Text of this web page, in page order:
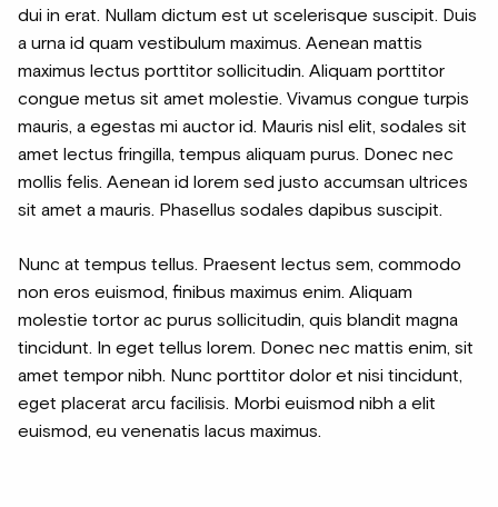
dui in erat. Nullam dictum est ut scelerisque suscipit. Duis
a urna id quam vestibulum maximus. Aenean mattis
maximus lectus porttitor sollicitudin. Aliquam porttitor
congue metus sit amet molestie. Vivamus congue turpis
mauris, a egestas mi auctor id. Mauris nisl elit, sodales sit
amet lectus fringilla, tempus aliquam purus. Donec nec
mollis felis. Aenean id lorem sed justo accumsan ultrices
sit amet a mauris. Phasellus sodales dapibus suscipit.
Nunc at tempus tellus. Praesent lectus sem, commodo
non eros euismod, finibus maximus enim. Aliquam
molestie tortor ac purus sollicitudin, quis blandit magna
tincidunt. In eget tellus lorem. Donec nec mattis enim, sit
amet tempor nibh. Nunc porttitor dolor et nisi tincidunt,
eget placerat arcu facilisis. Morbi euismod nibh a elit
euismod, eu venenatis lacus maximus.